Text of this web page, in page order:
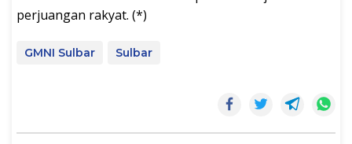
perjuangan rakyat. (*)
GMNI Sulbar Sulbar